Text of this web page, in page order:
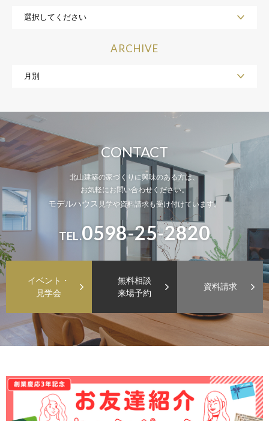
ARCHIVE
CONTACT
北山建築の家づくりに興味のある方は、
お気軽にお問い合わせください。
モデルハウス 見学や資料請求も受け付けています。
TEL.0598-25-2820
イベント・
見学会
無料相談
来場予約
資料請求